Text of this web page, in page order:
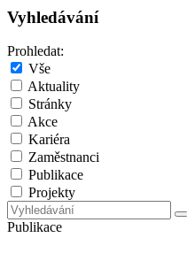
Vyhledávání
Prohledat:
Vše
Aktuality
Stránky
Akce
Kariéra
Zaměstnanci
Publikace
Projekty
Publikace